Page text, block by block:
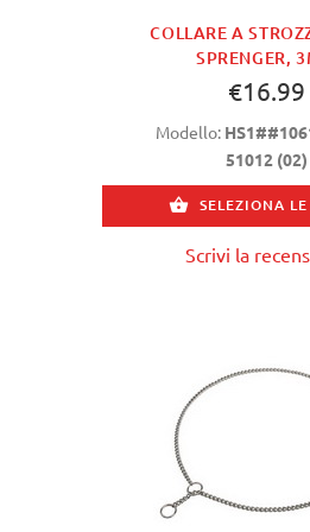
COLLARE A
SPRENGER,
€16.99
Modello:
51012 (02)
SELEZIONA
Scrivi la